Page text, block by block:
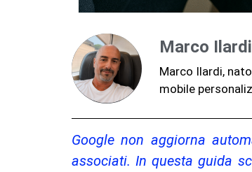
Marco Ilardi
Marco Ilardi,
mobile
Google non aggiorna
associati. In questa guida